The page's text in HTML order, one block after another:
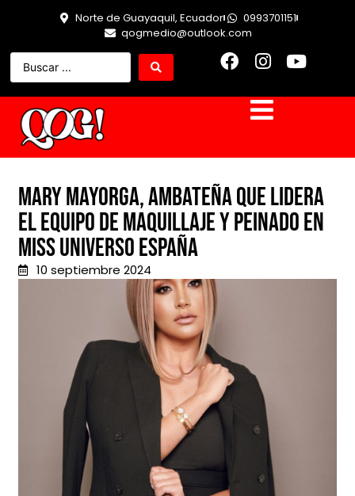
Norte de Guayaquil, Ecuador
0993701151
qogmedio@outlook.com
Mary Mayorga, ambateña que lidera
el equipo de maquillaje y peinado en
Miss Universo España
10 septiembre 2024